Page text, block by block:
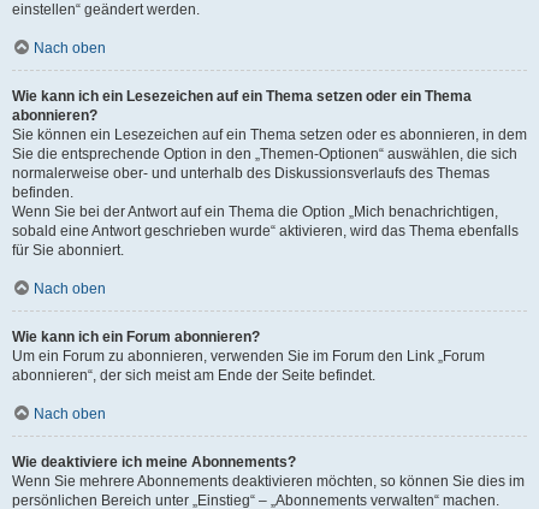
einstellen“ geändert werden.
Nach oben
Wie kann ich ein Lesezeichen auf ein Thema setzen oder ein Thema
abonnieren?
Sie können ein Lesezeichen auf ein Thema setzen oder es abonnieren, in dem
Sie die entsprechende Option in den „Themen-Optionen“ auswählen, die sich
normalerweise ober- und unterhalb des Diskussionsverlaufs des Themas
befinden.
Wenn Sie bei der Antwort auf ein Thema die Option „Mich benachrichtigen,
sobald eine Antwort geschrieben wurde“ aktivieren, wird das Thema ebenfalls
für Sie abonniert.
Nach oben
Wie kann ich ein Forum abonnieren?
Um ein Forum zu abonnieren, verwenden Sie im Forum den Link „Forum
abonnieren“, der sich meist am Ende der Seite befindet.
Nach oben
Wie deaktiviere ich meine Abonnements?
Wenn Sie mehrere Abonnements deaktivieren möchten, so können Sie dies im
persönlichen Bereich unter „Einstieg“ – „Abonnements verwalten“ machen.